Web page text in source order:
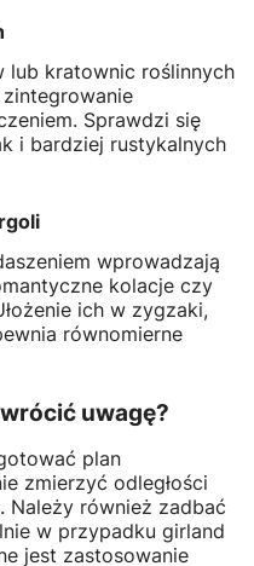
lub kratownic roślinnych
Sprawdzi się
i bardziej rustykalnych
wprowadzają
kolacje czy
ich w zygzaki,
równomierne
uwagę?
plan
zmierzyć odległości
Należy również zadbać
w przypadku girland
jest zastosowanie